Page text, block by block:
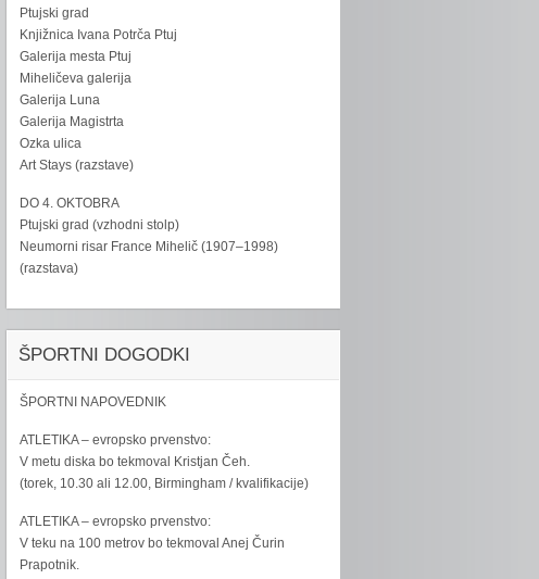
Ptujski grad
Knjižnica Ivana Potrča Ptuj
Galerija mesta Ptuj
Miheličeva galerija
Galerija Luna
Galerija Magistrta
Ozka ulica
Art Stays (razstave)
DO 4. OKTOBRA
Ptujski grad (vzhodni stolp)
Neumorni risar France Mihelič (1907–1998)
(razstava)
ŠPORTNI DOGODKI
ŠPORTNI NAPOVEDNIK
ATLETIKA – evropsko prvenstvo:
V metu diska bo tekmoval Kristjan Čeh.
(torek, 10.30 ali 12.00, Birmingham / kvalifikacije)
ATLETIKA – evropsko prvenstvo:
V teku na 100 metrov bo tekmoval Anej Čurin
Prapotnik.